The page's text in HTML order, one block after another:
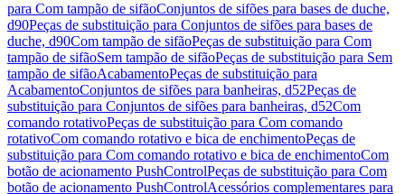
para Com tampão de sifãoConjuntos de sifões para bases de duche,
d90Peças de substituição para Conjuntos de sifões para bases de
duche, d90Com tampão de sifãoPeças de substituição para Com
tampão de sifãoSem tampão de sifãoPeças de substituição para Sem
tampão de sifãoAcabamentoPeças de substituição para
AcabamentoConjuntos de sifões para banheiras, d52Peças de
substituição para Conjuntos de sifões para banheiras, d52Com
comando rotativoPeças de substituição para Com comando
rotativoCom comando rotativo e bica de enchimentoPeças de
substituição para Com comando rotativo e bica de enchimentoCom
botão de acionamento PushControlPeças de substituição para Com
botão de acionamento PushControlAcessórios complementares para